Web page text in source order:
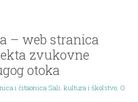
– web stranica
zvukovne
otoka
i čitaonica Sali kultura i školstvo,